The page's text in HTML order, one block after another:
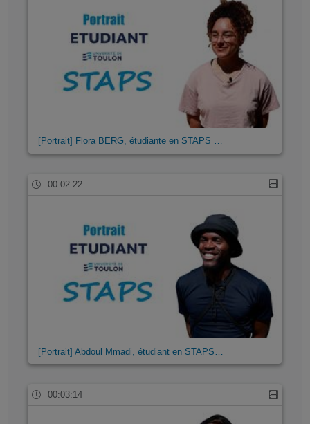
[Portrait] Flora BERG, étudiante en STAPS …
00:02:22
[Portrait] Abdoul Mmadi, étudiant en STAPS…
00:03:14